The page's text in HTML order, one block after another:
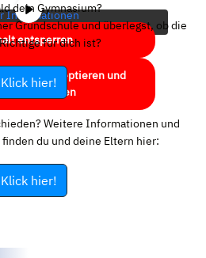
Informationen
entsperren
Service akzeptieren und
entsperren
dein Gymnasium?
Grundschule und überlegst, ob die
für dich ist?
Klick hier!
Weitere Informationen und
du und deine Eltern hier:
Klick hier!